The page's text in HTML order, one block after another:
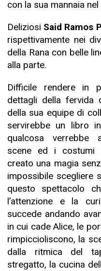
con la sua mannaia
Deliziosi Said Ramos
rispettivamente nei
della Rana con belle
alla parte.
Difficile rendere in
dettagli della fervida
della sua equipe di
servirebbe un libro
qualcosa verrebbe
scene ed i costumi
creato una magia
impossibile scegliere
questo spettacolo
l’attenzione e la
succede andando
in cui cade Alice, le
rimpiccioliscono, la
dalla ritmica del
stregatto, la cucina